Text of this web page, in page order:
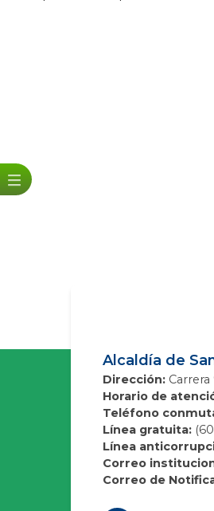
Alcaldía de
Dirección:Carrera
Horario de
Teléfono
Línea gratuita:
Línea
Correo
Correo de